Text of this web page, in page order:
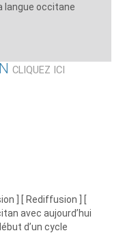
langue occitane
CLIQUEZ ICI
] [ Rediffusion ] [
avec aujourd’hui
d’un cycle